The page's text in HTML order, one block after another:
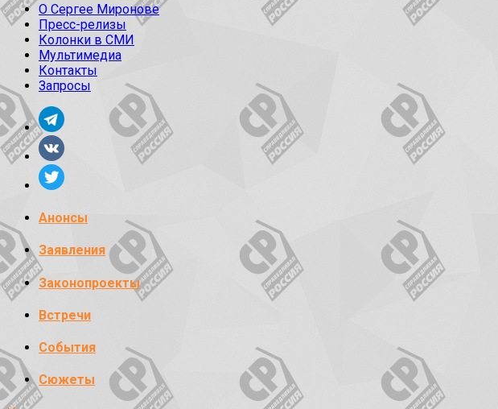
О Сергее Миронове
Пресс-релизы
Колонки в СМИ
Мультимедиа
Контакты
Запросы
Анонсы
Заявления
Законопроекты
Встречи
События
Сюжеты